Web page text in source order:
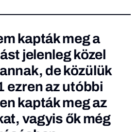
kapták meg a
jelenleg közel
de közülük
ezren az utóbbi
kapták meg az
vagyis ők még